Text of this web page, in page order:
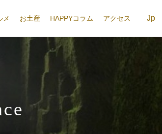
メ お土産 HAPPYコラム アクセス